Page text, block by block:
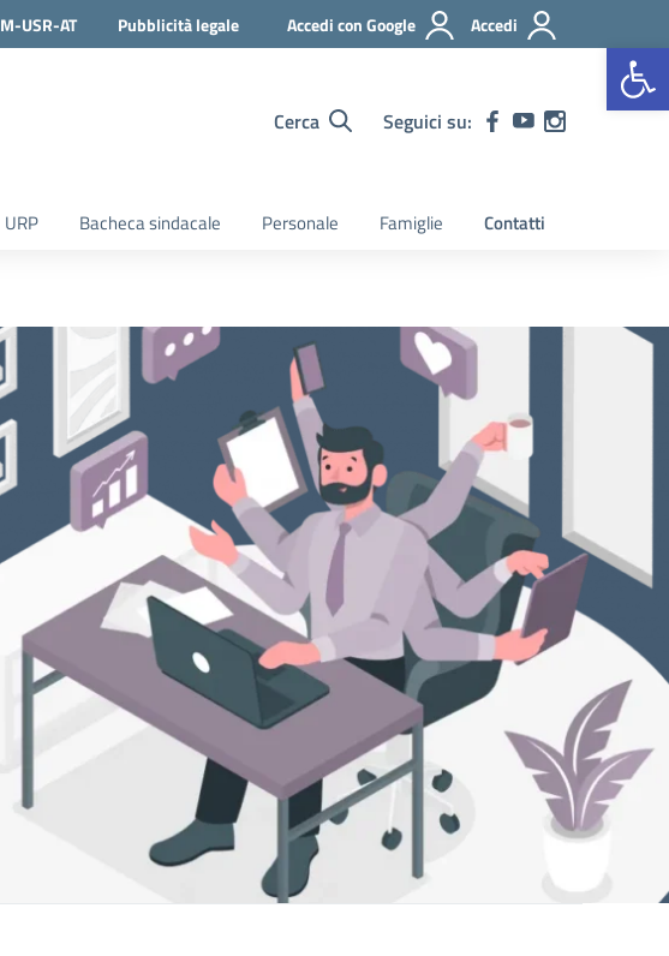
USR-AT Pubblicità legale Accedi con Google Accedi
Cerca Seguici su:
URP Bacheca sindacale Personale Famiglie Contatti